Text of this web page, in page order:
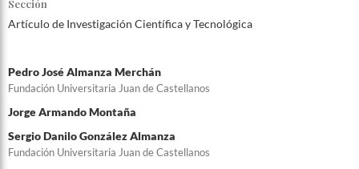
Pedro José Almanza Merchán
Fundación Universitaria Juan de Castellanos
Jorge Armando Montaña
Sergio Danilo González Almanza
Fundación Universitaria Juan de Castellanos
Sección
Artículo de Investigación Científica y Tecnológica